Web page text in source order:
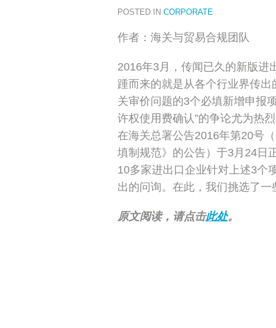
POSTED IN CORPORATE
作者：海关与贸易合规团队
2016年3月，传闻已久的新版进
踵而来的就是从各个行业界传
关审价问题的3个必填新增申报
许权使用费确认”的争论尤为热
在海关总署公告2016年第20号
填制规范》的公告）于3月24日
10多家进出口企业针对上述3个
出的问询。在此，我们挑选了一
原文阅读，请点击此处。